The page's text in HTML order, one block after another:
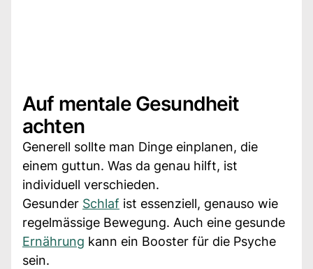
Auf mentale Gesundheit
achten
Generell sollte man Dinge einplanen, die
einem guttun. Was da genau hilft, ist
individuell verschieden.
Gesunder Schlaf ist essenziell, genauso wie
regelmässige Bewegung. Auch eine gesunde
Ernährung kann ein Booster für die Psyche
sein.